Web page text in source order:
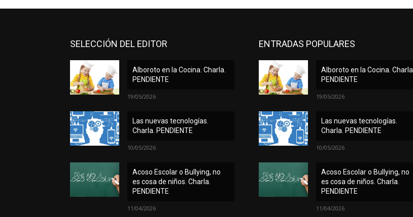
SELECCIÓN DEL EDITOR
Alboroto en la Cocina. Charla.
PENDIENTE
19/05/2026
Las nuevas tecnologías.
Charla. PENDIENTE
10/05/2026
Acoso Escolar o Bullying, no
es cosa de niños. Charla.
PENDIENTE
11/04/2026
ENTRADAS POPULARES
Alboroto en la Cocina. Charla.
PENDIENTE
19/05/2026
Las nuevas tecnologías.
Charla. PENDIENTE
10/05/2026
Acoso Escolar o Bullying, no
es cosa de niños. Charla.
PENDIENTE
11/04/2026